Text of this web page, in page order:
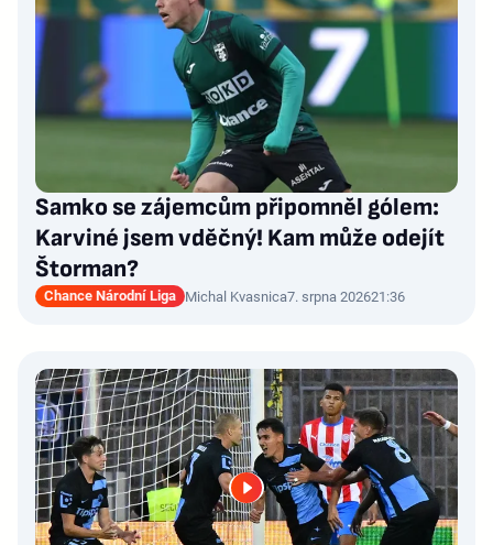
Samko se zájemcům připomněl gólem:
Karviné jsem vděčný! Kam může odejít
Štorman?
Chance Národní Liga Michal Kvasnica7. srpna 202621:36